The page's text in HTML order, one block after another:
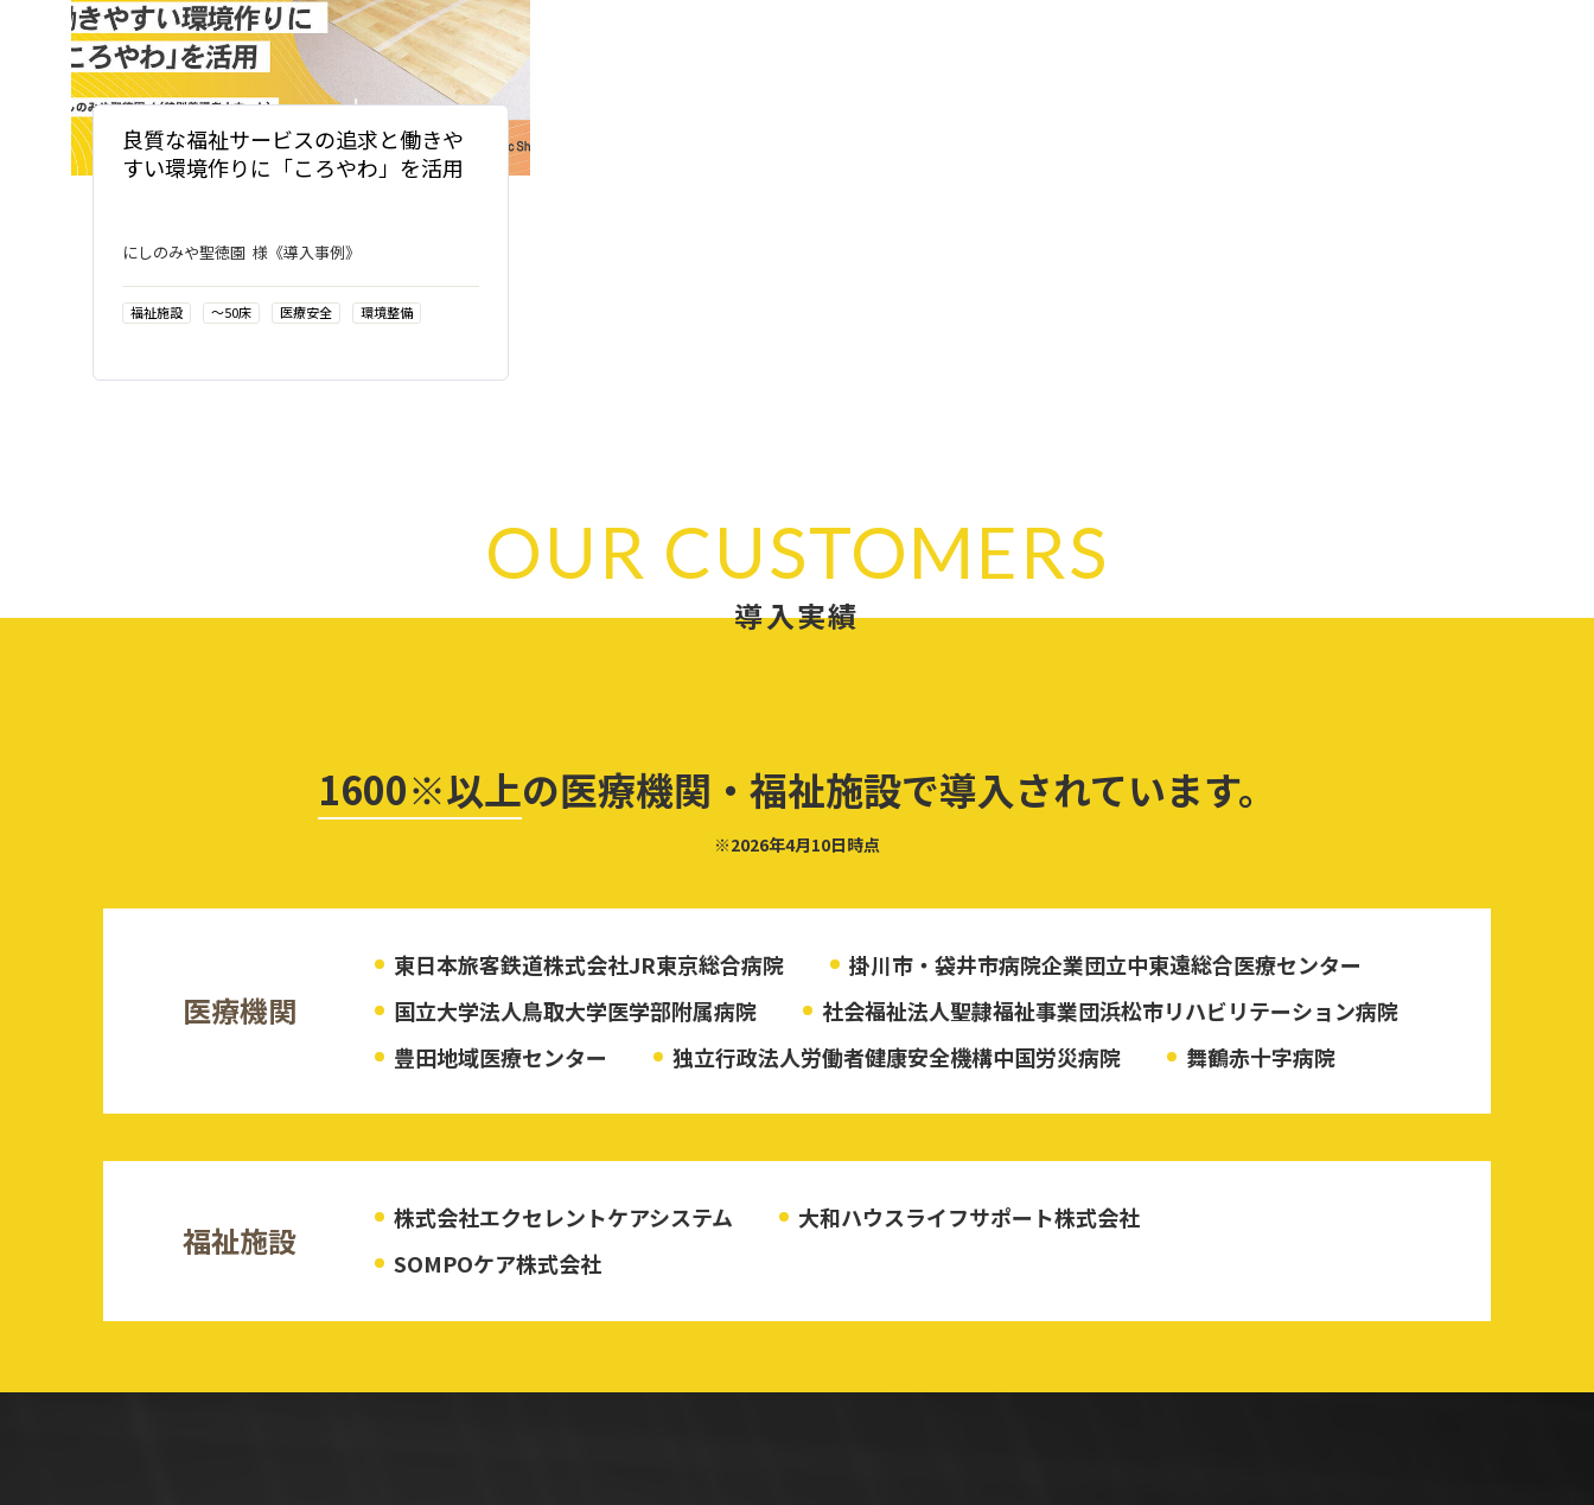
良質な福祉サービスの追求と働きや
すい環境作りに「ころやわ」を活用
にしのみや聖徳園 様《導入事例》
福祉施設 〜50床 医療安全 環境整備
OUR CUSTOMERS
導入実績
1600※以上の医療機関・福祉施設で導入されています。
※2026年4月10日時点
医療機関
東日本旅客鉄道株式会社JR東京総合病院
掛川市・袋井市病院企業団立中東遠総合医療センター
国立大学法人鳥取大学医学部附属病院
社会福祉法人聖隷福祉事業団浜松市リハビリテーション病院
豊田地域医療センター
独立行政法人労働者健康安全機構中国労災病院 舞鶴赤十字病院
福祉施設
株式会社エクセレントケアシステム
大和ハウスライフサポート株式会社
SOMPOケア株式会社